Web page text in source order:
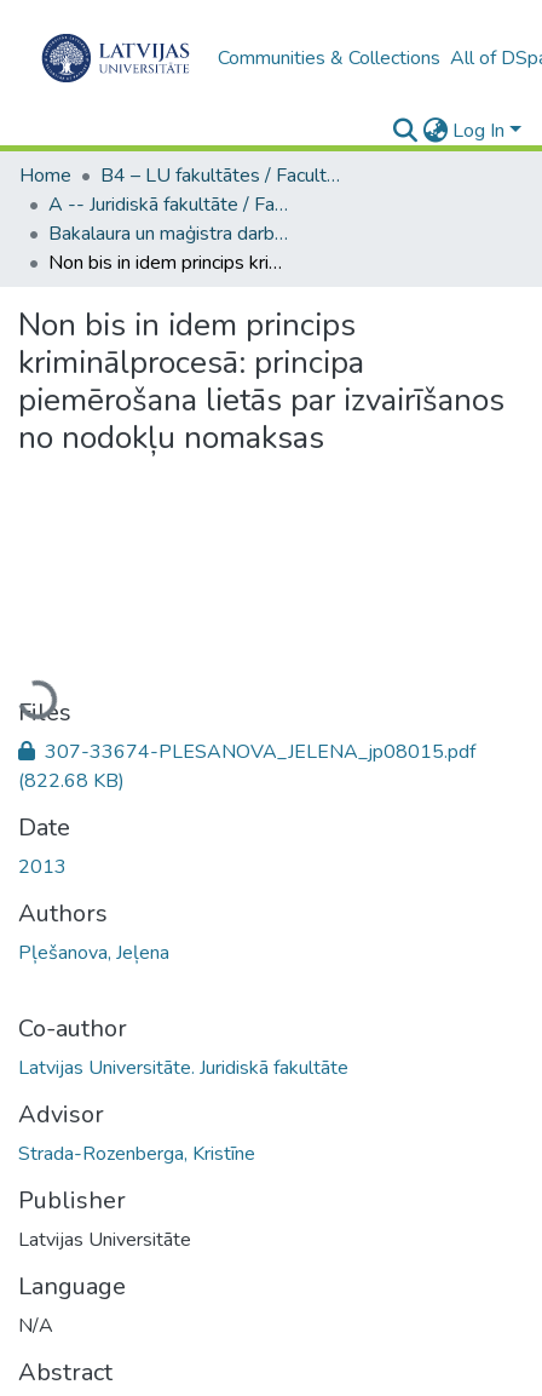
Communities & Collections All of
Log In
Home
B4 – LU fakultātes / Faculties of the UL
A -- Juridiskā fakultāte / Faculty of Law
Bakalaura un maģistra darbi (JF) / Bachelor's and Master's theses
Non bis in idem princips kriminālprocesā: principa piemērošana lietās par izvairīšanos no nodokļu nomaksas
Non bis in idem princips
kriminālprocesā: principa
piemērošana lietās par izvairīšanos
no nodokļu nomaksas
Loading...
Files
307-33674-PLESANOVA_JELENA_jp08015.pdf
(822.68 KB)
Date
2013
Authors
Pļešanova, Jeļena
Co-author
Latvijas Universitāte. Juridiskā fakultāte
Advisor
Strada-Rozenberga, Kristīne
Publisher
Latvijas Universitāte
Language
N/A
Abstract